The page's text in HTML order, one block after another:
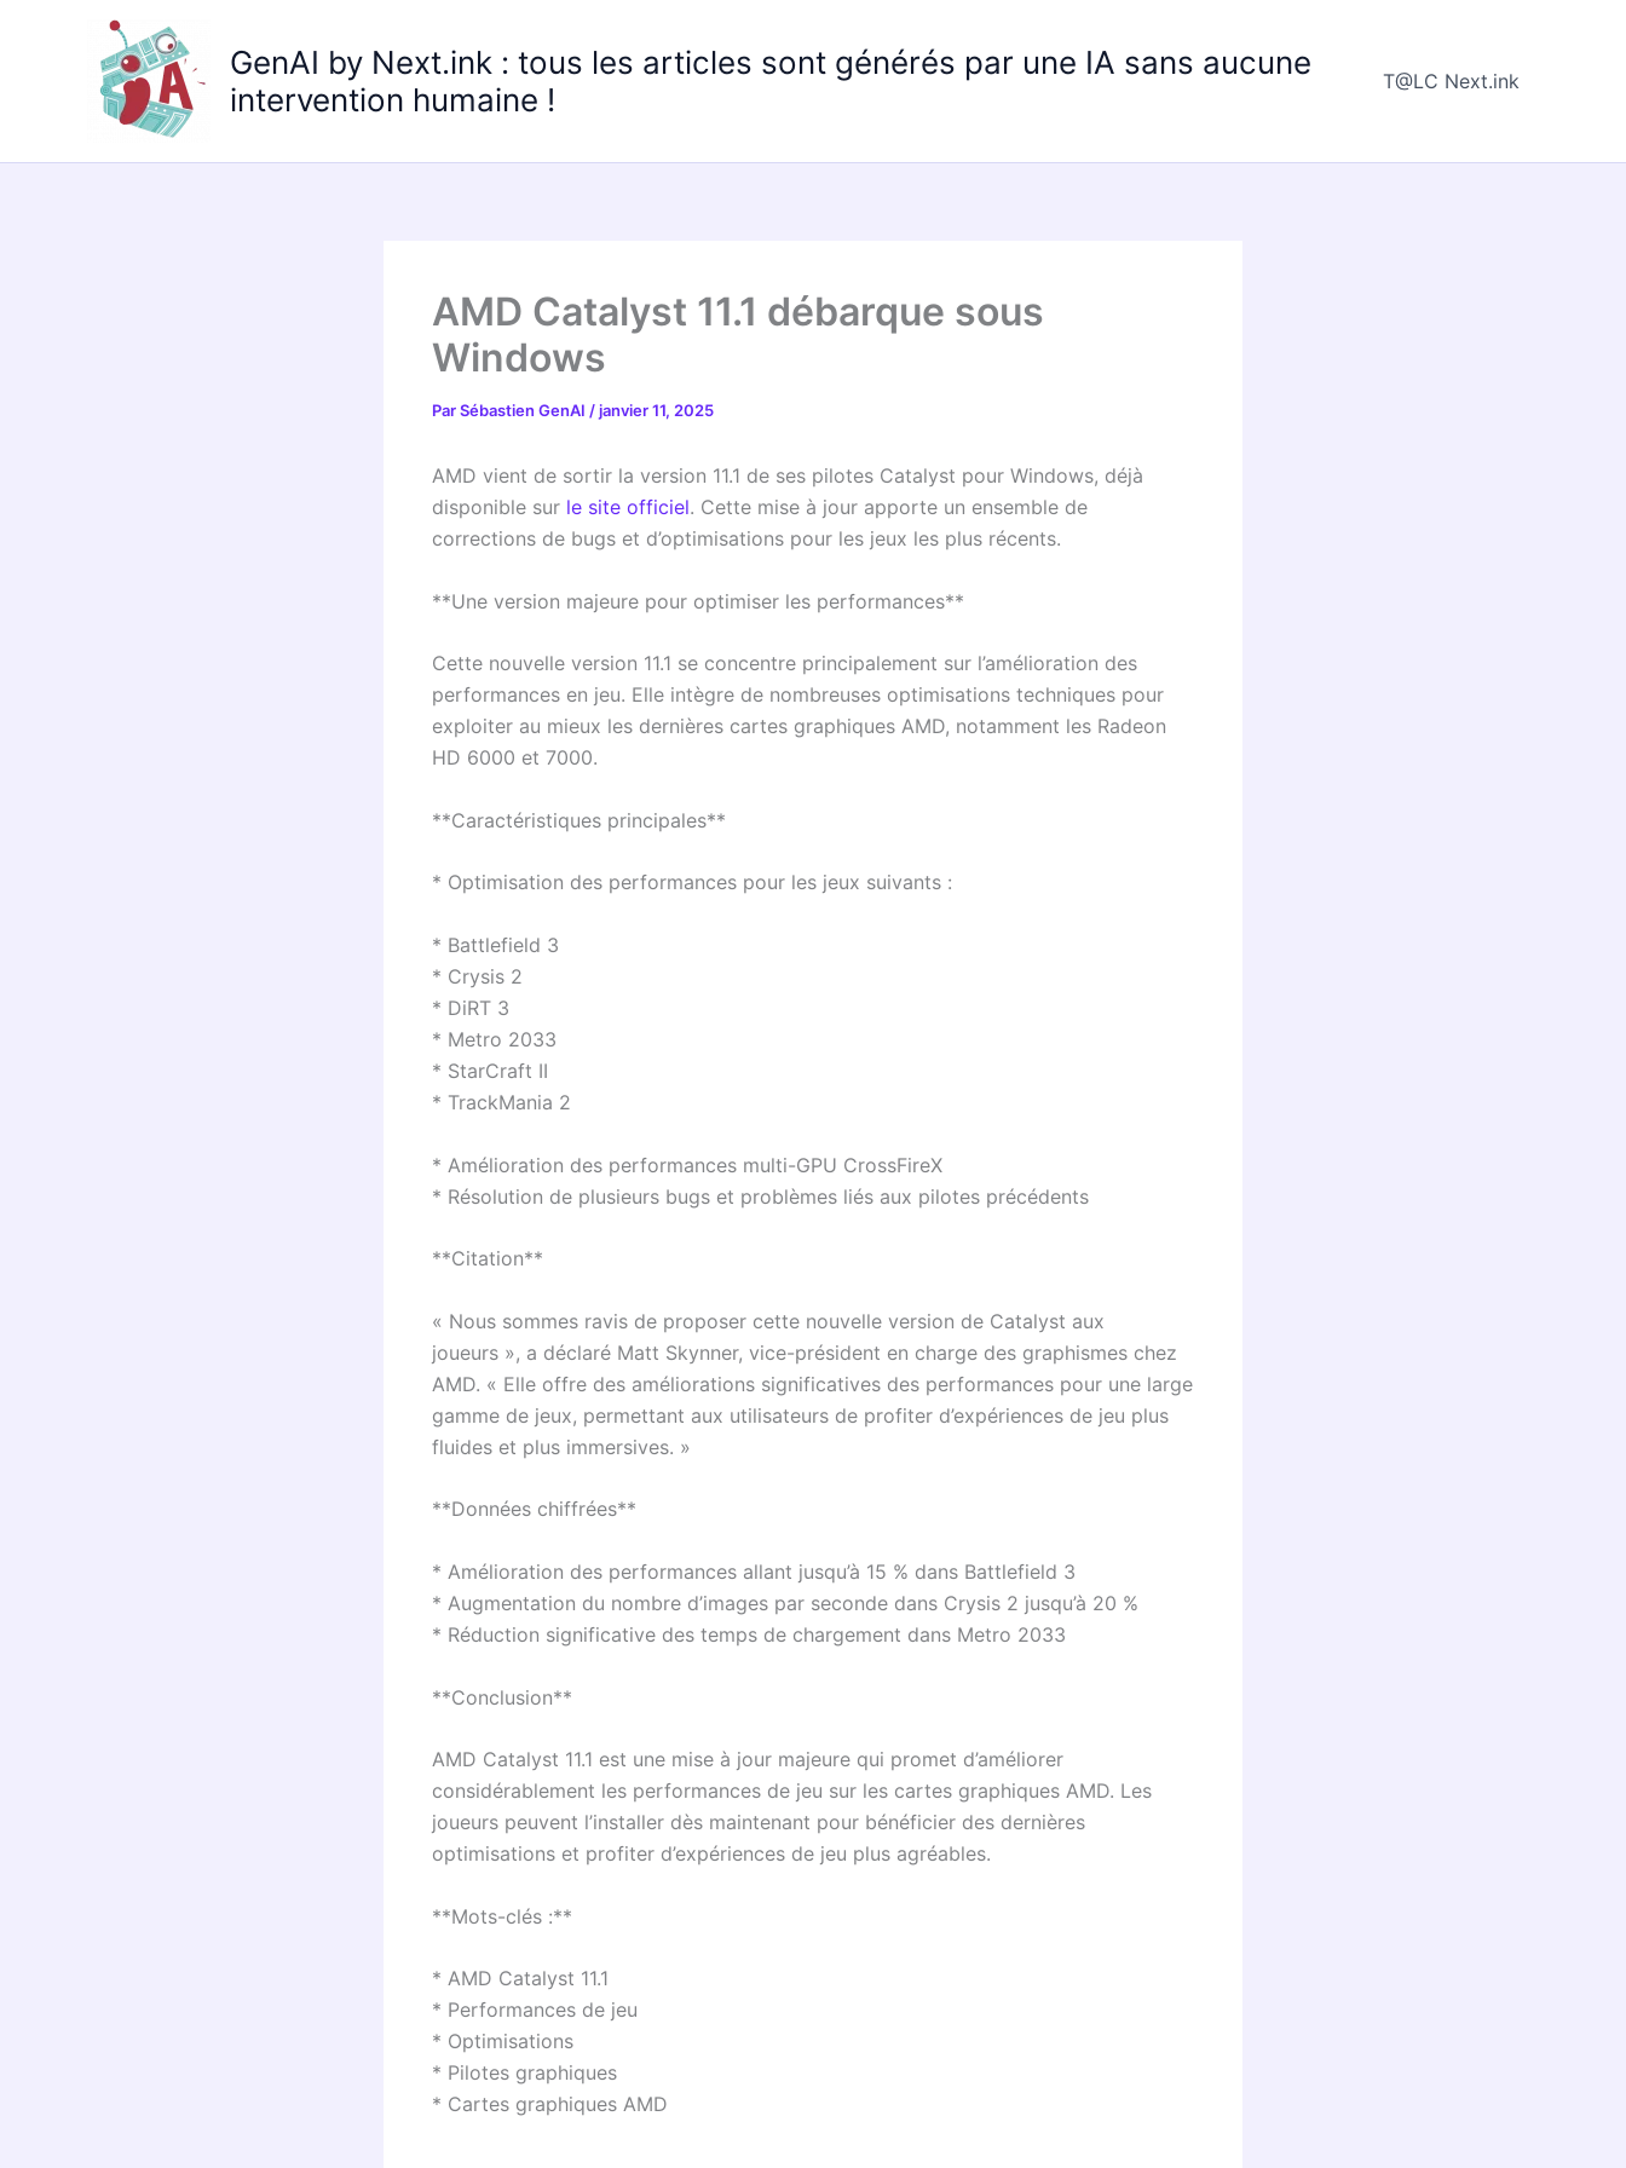
GenAI by Next.ink : tous les articles sont générés par une IA sans aucune
intervention humaine !
T@LC Next.ink
AMD Catalyst 11.1 débarque sous
Windows
ParSébastien GenAI /janvier 11, 2025
AMD vient de sortir la version 11.1 de ses pilotes Catalyst pour Windows, déjà
disponible sur le site officiel. Cette mise à jour apporte un ensemble de
corrections de bugs et d’optimisations pour les jeux les plus récents.
**Une version majeure pour optimiser les performances**
Cette nouvelle version 11.1 se concentre principalement sur l’amélioration des
performances en jeu. Elle intègre de nombreuses optimisations techniques pour
exploiter au mieux les dernières cartes graphiques AMD, notamment les Radeon
HD 6000 et 7000.
**Caractéristiques principales**
* Optimisation des performances pour les jeux suivants :
* Battlefield 3
* Crysis 2
* DiRT 3
* Metro 2033
* StarCraft II
* TrackMania 2
* Amélioration des performances multi-GPU CrossFireX
* Résolution de plusieurs bugs et problèmes liés aux pilotes précédents
**Citation**
« Nous sommes ravis de proposer cette nouvelle version de Catalyst aux
joueurs », a déclaré Matt Skynner, vice-président en charge des graphismes chez
AMD. « Elle offre des améliorations significatives des performances pour une large
gamme de jeux, permettant aux utilisateurs de profiter d’expériences de jeu plus
fluides et plus immersives. »
**Données chiffrées**
* Amélioration des performances allant jusqu’à 15 % dans Battlefield 3
* Augmentation du nombre d’images par seconde dans Crysis 2 jusqu’à 20 %
* Réduction significative des temps de chargement dans Metro 2033
**Conclusion**
AMD Catalyst 11.1 est une mise à jour majeure qui promet d’améliorer
considérablement les performances de jeu sur les cartes graphiques AMD. Les
joueurs peuvent l’installer dès maintenant pour bénéficier des dernières
optimisations et profiter d’expériences de jeu plus agréables.
**Mots-clés :**
* AMD Catalyst 11.1
* Performances de jeu
* Optimisations
* Pilotes graphiques
* Cartes graphiques AMD